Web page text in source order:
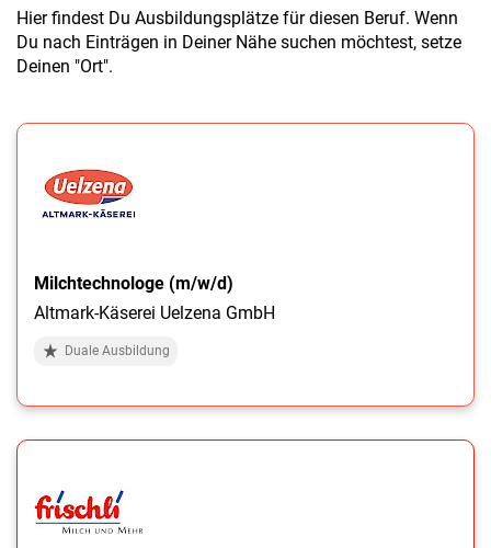
Hier findest Du Ausbildungsplätze für diesen Beruf. Wenn
Du nach Einträgen in Deiner Nähe suchen möchtest, setze
Deinen "Ort".
Milchtechnologe (m/w/d)
Altmark-Käserei Uelzena GmbH
Duale Ausbildung